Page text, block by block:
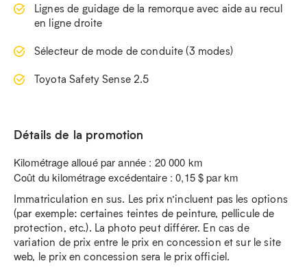
Lignes de guidage de la remorque avec aide au recul
en ligne droite
Sélecteur de mode de conduite (3 modes)
Toyota Safety Sense 2.5
Détails de la promotion
Kilométrage alloué par année : 20 000 km
Coût du kilométrage excédentaire : 0,15 $ par km
Immatriculation en sus. Les prix n’incluent pas les options
(par exemple: certaines teintes de peinture, pellicule de
protection, etc.). La photo peut différer. En cas de
variation de prix entre le prix en concession et sur le site
web, le prix en concession sera le prix officiel.